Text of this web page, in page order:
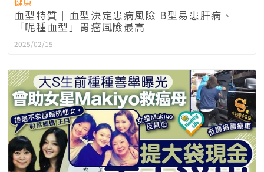
血型特質｜血型決定患病風險 B型易患肝病、
「呢種血型」胃癌風險最高
2025/02/15